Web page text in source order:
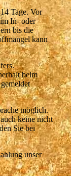
Tage. Vor
In- oder
bis die
kann
beim
möglich.
keine nicht
Sie bei
unser